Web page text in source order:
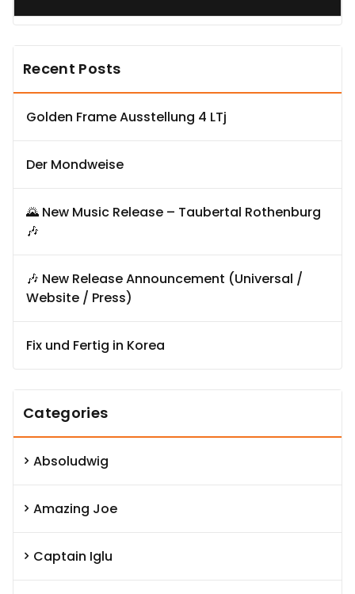
Recent Posts
Golden Frame Ausstellung 4 LTj
Der Mondweise
🌄 New Music Release – Taubertal Rothenburg
🎶
🎶 New Release Announcement (Universal /
Website / Press)
Fix und Fertig in Korea
Categories
Absoludwig
Amazing Joe
Captain Iglu